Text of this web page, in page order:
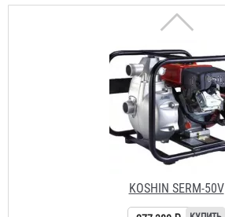
KOSHIN SERM-50V
277 380 ₽